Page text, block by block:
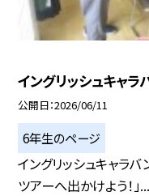
イングリッシュキャラ
公開日 2026/06/11
6年生のページ
イングリッシュキャラバ
ツアーへ出かけよう！」...